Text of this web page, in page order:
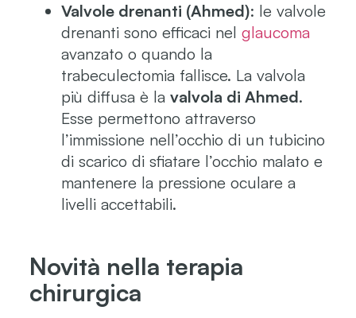
Valvole drenanti (Ahmed): le valvole
drenanti sono efficaci nel glaucoma
avanzato o quando la
trabeculectomia fallisce. La valvola
più diffusa è la valvola di Ahmed.
Esse permettono attraverso
l’immissione nell’occhio di un tubicino
di scarico di sfiatare l’occhio malato e
mantenere la pressione oculare a
livelli accettabili.
Novità nella terapia
chirurgica